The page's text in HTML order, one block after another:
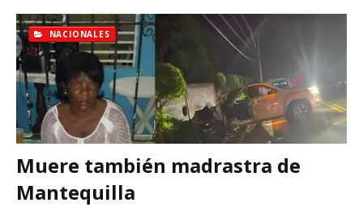
NACIONALES
Muere también madrastra de
Mantequilla